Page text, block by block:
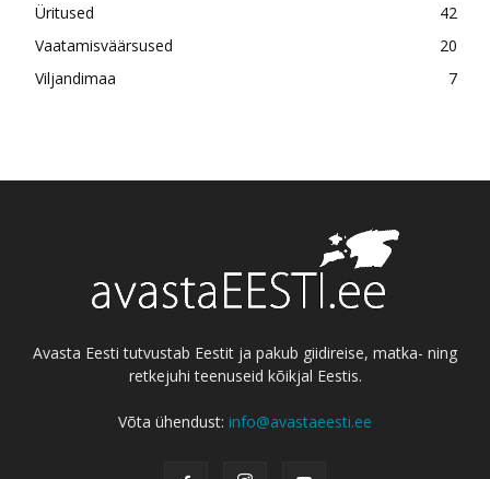
Üritused
42
Vaatamisväärsused
20
Viljandimaa
7
Avasta Eesti tutvustab Eestit ja pakub giidireise, matka- ning
retkejuhi teenuseid kõikjal Eestis.
Võta ühendust: info@avastaeesti.ee